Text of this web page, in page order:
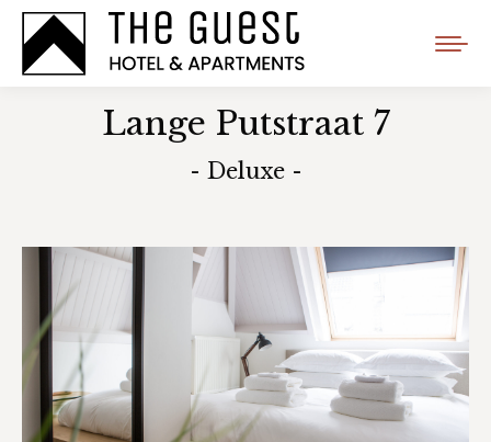
Lange Putstraat 7
- Deluxe -